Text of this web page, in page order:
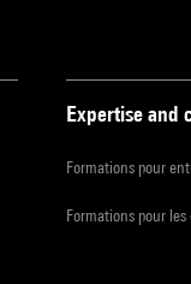
Expertise and
Formations pour
Formations pour